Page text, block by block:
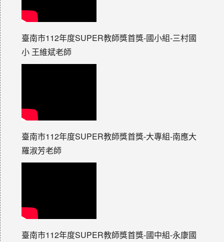
臺南市112年度SUPER教師獎首獎-國小組-三村國
小 王維斌老師
臺南市112年度SUPER教師獎首獎-大專組-南應大
羅淑芳老師
臺南市112年度SUPER教師獎首獎-國中組-永康國